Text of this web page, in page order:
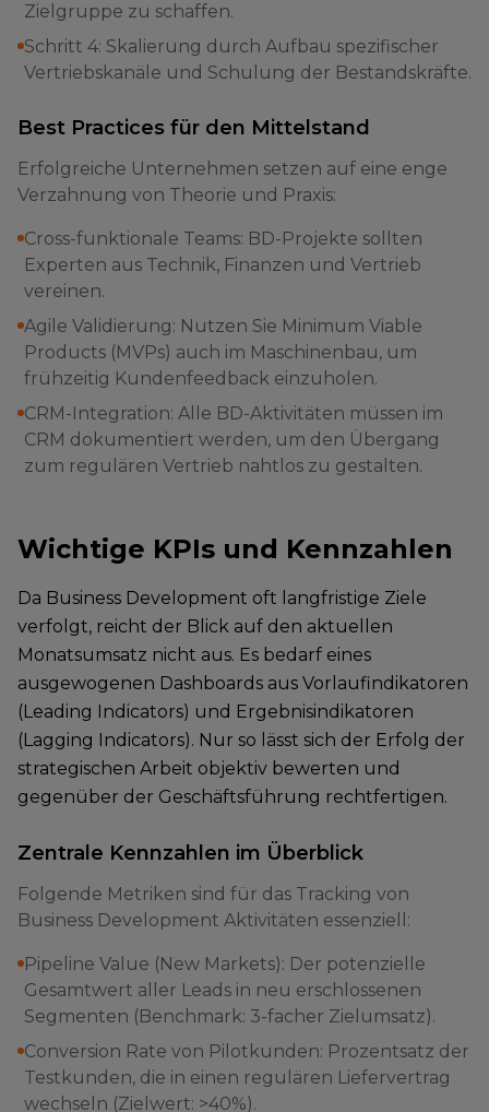
Zielgruppe zu schaffen.
Schritt 4: Skalierung durch Aufbau spezifischer
Vertriebskanäle und Schulung der Bestandskräfte.
Best Practices für den Mittelstand
Erfolgreiche Unternehmen setzen auf eine enge
Verzahnung von Theorie und Praxis:
Cross-funktionale Teams: BD-Projekte sollten
Experten aus Technik, Finanzen und Vertrieb
vereinen.
Agile Validierung: Nutzen Sie Minimum Viable
Products (MVPs) auch im Maschinenbau, um
frühzeitig Kundenfeedback einzuholen.
CRM-Integration: Alle BD-Aktivitäten müssen im
CRM dokumentiert werden, um den Übergang
zum regulären Vertrieb nahtlos zu gestalten.
Wichtige KPIs und Kennzahlen
Da Business Development oft langfristige Ziele
verfolgt, reicht der Blick auf den aktuellen
Monatsumsatz nicht aus. Es bedarf eines
ausgewogenen Dashboards aus Vorlaufindikatoren
(Leading Indicators) und Ergebnisindikatoren
(Lagging Indicators). Nur so lässt sich der Erfolg der
strategischen Arbeit objektiv bewerten und
gegenüber der Geschäftsführung rechtfertigen.
Zentrale Kennzahlen im Überblick
Folgende Metriken sind für das Tracking von
Business Development Aktivitäten essenziell:
Pipeline Value (New Markets): Der potenzielle
Gesamtwert aller Leads in neu erschlossenen
Segmenten (Benchmark: 3-facher Zielumsatz).
Conversion Rate von Pilotkunden: Prozentsatz der
Testkunden, die in einen regulären Liefervertrag
wechseln (Zielwert: >40%).